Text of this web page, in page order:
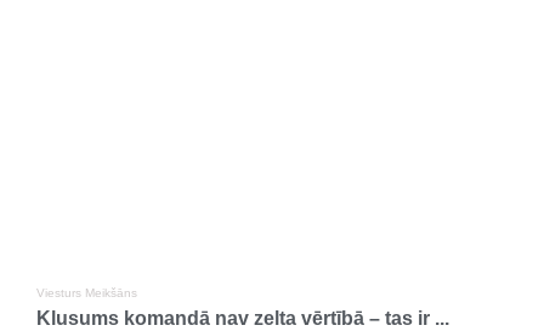
Viesturs Meikšāns
Klusums komandā nav zelta vērtībā – tas ir ...